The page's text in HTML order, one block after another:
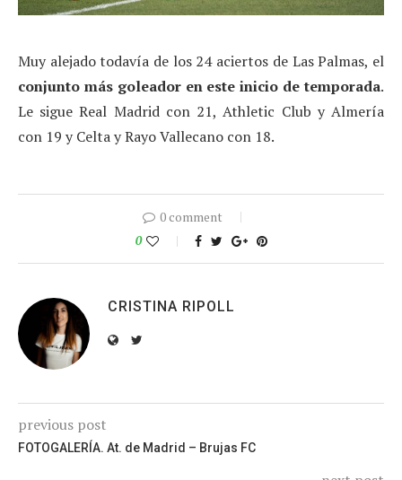
Muy alejado todavía de los 24 aciertos de Las Palmas, el
conjunto más goleador en este inicio de temporada.
Le sigue Real Madrid con 21, Athletic Club y Almería
con 19 y Celta y Rayo Vallecano con 18.
0 comment
0
CRISTINA RIPOLL
previous post
FOTOGALERÍA. At. de Madrid – Brujas FC